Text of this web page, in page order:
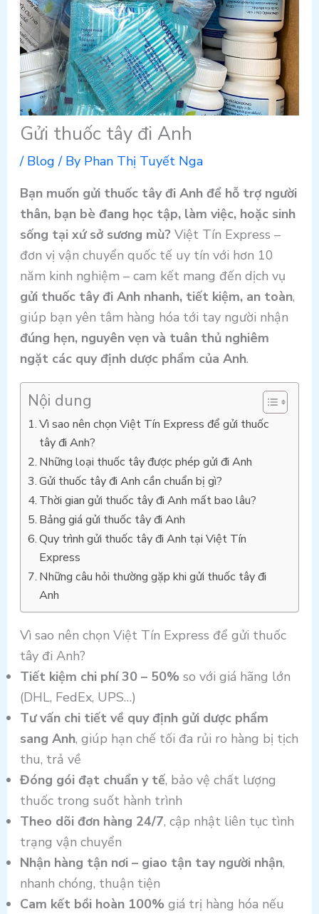
Gửi thuốc tây đi Anh
/ Blog / By Phan Thị Tuyết Nga
Bạn muốn gửi thuốc tây đi Anh để hỗ trợ người
thân, bạn bè đang học tập, làm việc, hoặc sinh
sống tại xứ sở sương mù?Việt Tín Express –
đơn vị vận chuyển quốc tế uy tín với hơn 10
năm kinh nghiệm – cam kết mang đến dịch vụ
gửi thuốc tây đi Anh nhanh, tiết kiệm, an toàn,
giúp bạn yên tâm hàng hóa tới tay người nhận
đúng hẹn, nguyên vẹn và tuân thủ nghiêm
ngặt các quy định dược phẩm của Anh.
Nội dung
Vì sao nên chọn Việt Tín Express để gửi thuốc
tây đi Anh?
Những loại thuốc tây được phép gửi đi Anh
Gửi thuốc tây đi Anh cần chuẩn bị gì?
Thời gian gửi thuốc tây đi Anh mất bao lâu?
Bảng giá gửi thuốc tây đi Anh
Quy trình gửi thuốc tây đi Anh tại Việt Tín
Express
Những câu hỏi thường gặp khi gửi thuốc tây đi
Anh
Vì sao nên chọn Việt Tín Express để gửi thuốc
tây đi Anh?
Tiết kiệm chi phí 30 – 50%so với giá hãng lớn
(DHL, FedEx, UPS…)
Tư vấn chi tiết về quy định gửi dược phẩm
sang Anh, giúp hạn chế tối đa rủi ro hàng bị tịch
thu, trả về
Đóng gói đạt chuẩn y tế, bảo vệ chất lượng
thuốc trong suốt hành trình
Theo dõi đơn hàng 24/7, cập nhật liên tục tình
trạng vận chuyển
Nhận hàng tận nơi – giao tận tay người nhận,
nhanh chóng, thuận tiện
Cam kết bồi hoàn 100%giá trị hàng hóa nếu